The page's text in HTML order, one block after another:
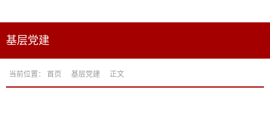
基层党建
当前位置： 首页 基层党建 正文